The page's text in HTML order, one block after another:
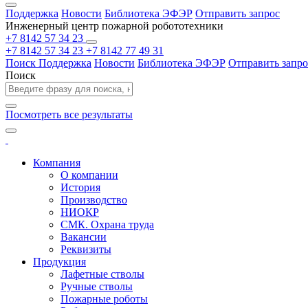
Поддержка Новости Библиотека ЭФЭР Отправить запрос
Инженерный центр пожарной робототехники
+7 8142 57 34 23
+7 8142 57 34 23 +7 8142 77 49 31
Поиск Поддержка Новости Библиотека ЭФЭР Отправить
Поиск
Посмотреть все результаты
Компания
О компании
История
Производство
НИОКР
СМК. Охрана труда
Вакансии
Реквизиты
Продукция
Лафетные стволы
Ручные стволы
Пожарные роботы